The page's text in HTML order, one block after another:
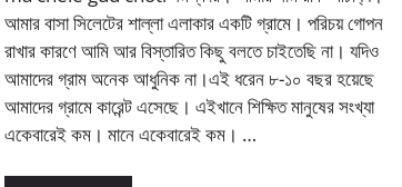
আমার বাসা সিলেটের শাল্লা এলাকার একটি গ্রামে। পরিচয় গোপন
রাখার কারণে আমি আর বিস্তারিত কিছু বলতে চাইতেছি না। যদিও
আমাদের গ্রাম অনেক আধুনিক না।এই ধরেন ৮-১০ বছর হয়েছে
আমাদের গ্রামে কারেন্ট এসেছে। এইখানে শিক্ষিত মানুষের সংখ্যা
একেবারেই কম। মানে একেবারেই কম। …